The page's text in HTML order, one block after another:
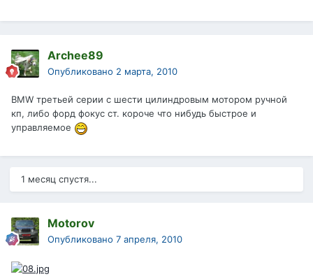
Archee89
Опубликовано 2 марта, 2010
BMW третьей серии с шести цилиндровым мотором ручной
кп, либо форд фокус ст. короче что нибудь быстрое и
управляемое
1 месяц спустя...
Motorov
Опубликовано 7 апреля, 2010